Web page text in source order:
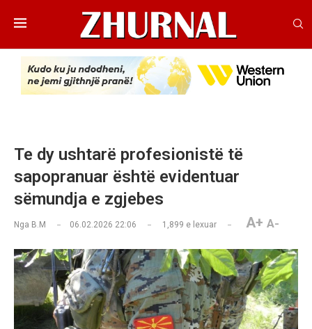
Te dy ushtarë profesionistë të
sapopranuar është evidentuar
sëmundja e zgjebes
Nga B.M 06.02.2026 22:06 1,899 e lexuar A+ A-